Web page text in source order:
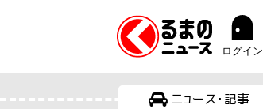
ログイン
ニュース・記事